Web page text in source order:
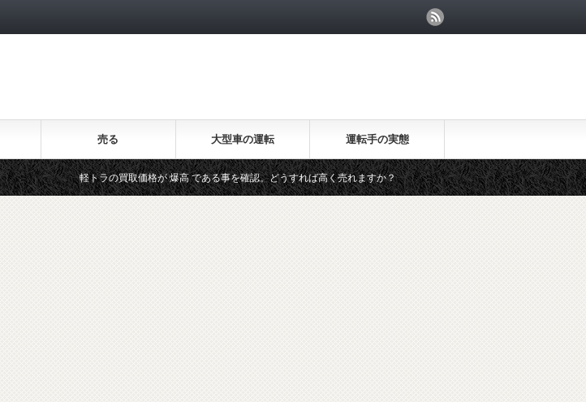
売る 大型車の運転 運転手の実態
軽トラの買取価格が 爆高 である事を確認。どうすれば高く売れますか？ 20万キロのセルシオが海外で高く売れる理由